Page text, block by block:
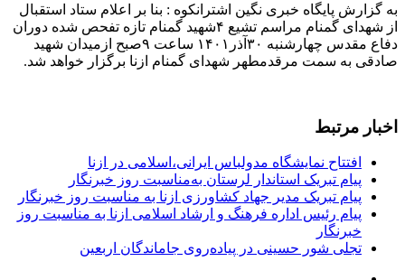
به گزارش پایگاه خبری نگین اشترانکوه : بنا بر اعلام ستاد استقبال
از شهدای گمنام مراسم تشیع ۴شهید گمنام تازه تفحص شده دوران
دفاع مقدس چهارشنبه ۳۰آذر۱۴۰۱ ساعت ۹صبح‌ ازمیدان شهید
صادقی به سمت مرقدمطهر شهدای گمنام ازنا برگزار خواهد شد.
اخبار مرتبط
افتتاح نمایشگاه مدولباس ایرانی،اسلامی در ازنا
پیام تبریک استاندار لرستان به‌مناسبت روز خبرنگار
پیام تبریک مدیر جهاد کشاورزی ازنا به مناسبت روز خبرنگار
پیام رئیس اداره فرهنگ و ارشاد اسلامی ازنا به مناسبت روز
خبرنگار
تجلی شور حسینی در پیاده‌روی جاماندگان اربعین